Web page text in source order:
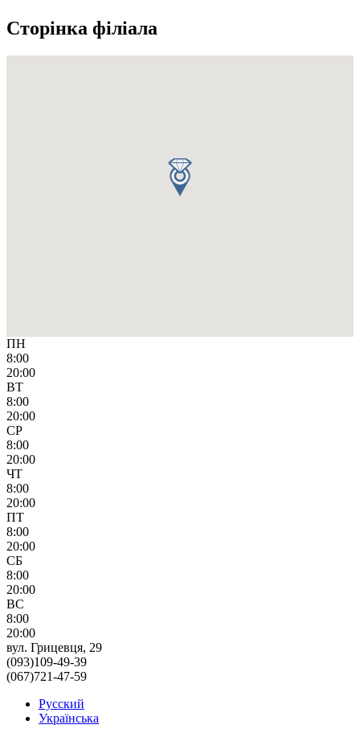
Сторінка філіала
ПН
8:00
20:00
ВТ
8:00
20:00
СР
8:00
20:00
ЧТ
8:00
20:00
ПТ
8:00
20:00
СБ
8:00
20:00
ВС
8:00
20:00
вул. Грицевця, 29
(093)109-49-39
(067)721-47-59
Русский
Українська